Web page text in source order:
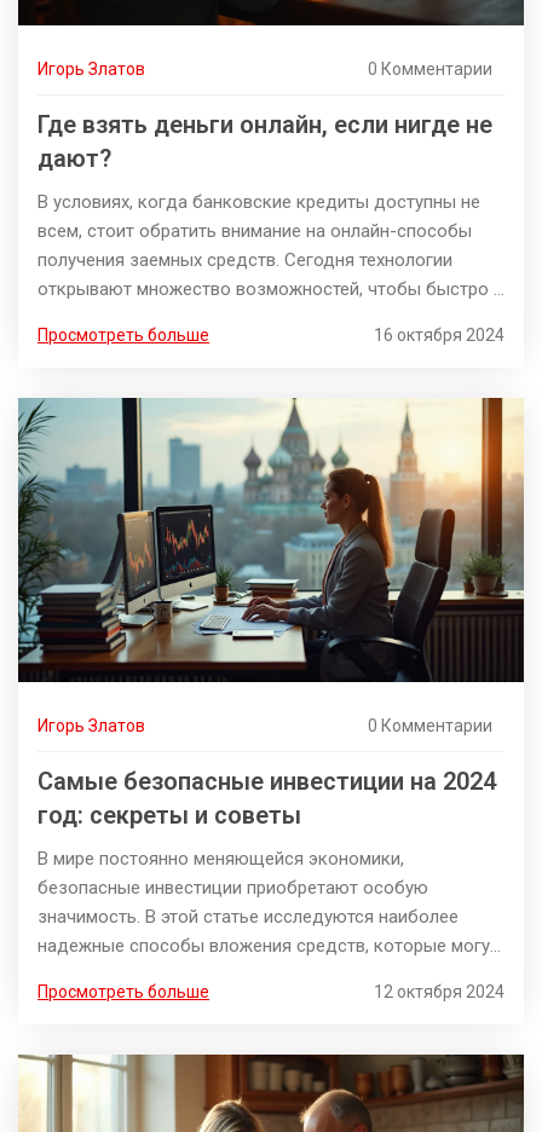
Игорь Златов 0 Комментарии
Где взять деньги онлайн, если нигде не
дают?
В условиях, когда банковские кредиты доступны не
всем, стоит обратить внимание на онлайн-способы
получения заемных средств. Сегодня технологии
открывают множество возможностей, чтобы быстро и
необходимости личного визита в банк. Потенциальные
платформы, которые предоставляют услуги онлайн-
кредитования. Важно знать правила безопасности и
уметь правильно выбирать надёжные сервисы, чтобы
избежать мошенничества и сохранить свои данные в
безопасности.
Просмотреть больше 16 октября 2024
Игорь Златов 0 Комментарии
Самые безопасные инвестиции на 2024
год: секреты и советы
В мире постоянно меняющейся экономики,
безопасные инвестиции приобретают особую
значимость. В этой статье исследуются наиболее
надежные способы вложения средств, которые могут
Обсуждаются как традиционные, так и современные
долгосрочные стратегии. Узнайте, как повысить
собственную финансовую безопасность в 2024 году,
используя проверенные подходы и учитывая советы
Просмотреть больше 12 октября 2024